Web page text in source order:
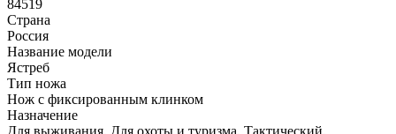
84519
Страна
Россия
Название модели
Ястреб
Тип ножа
Нож с фиксированным клинком
Назначение
Для выживания, Для охоты и туризма, Тактический,